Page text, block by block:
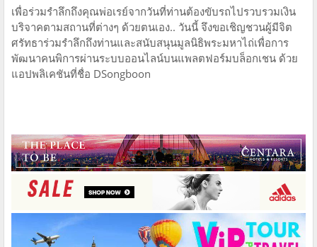
เพื่อร่วมรำลึกถึงคุณพ่อเรย์จากวันที่ท่านต้องขับรถไปรวบรวมเงิน
บริจาคตามสถานที่ต่างๆ ด้วยตนเอง.. วันนี้ จึงขอเชิญชวนผู้มีจิต
ศรัทธาร่วมรำลึกถึงท่านและสนับสนุนมูลนิธิพระมหาไถ่เพื่อการ
พัฒนาคนพิการผ่านระบบออนไลน์บนแพลตฟอร์มบล็อกเชน ด้วย
แอปพลิเคชันที่ชื่อ DSongboon